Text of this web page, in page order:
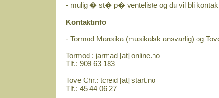
- mulig � st� p� venteliste og du vil bli
Kontaktinfo
- Tormod Mansika (musikalsk ansvarlig) og
Tormod : jarmad [at] online.no
Tlf.: 909 63 183
Tove Chr.: tcreid [at] start.no
Tlf.: 45 44 06 27